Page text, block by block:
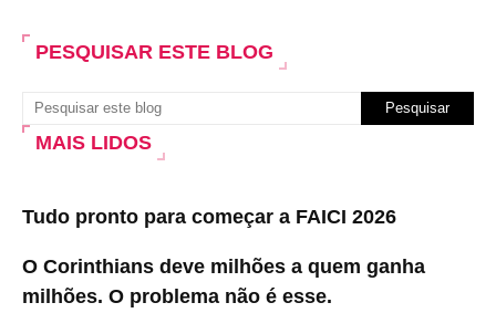
PESQUISAR ESTE BLOG
MAIS LIDOS
Tudo pronto para começar a FAICI 2026
O Corinthians deve milhões a quem ganha
milhões. O problema não é esse.